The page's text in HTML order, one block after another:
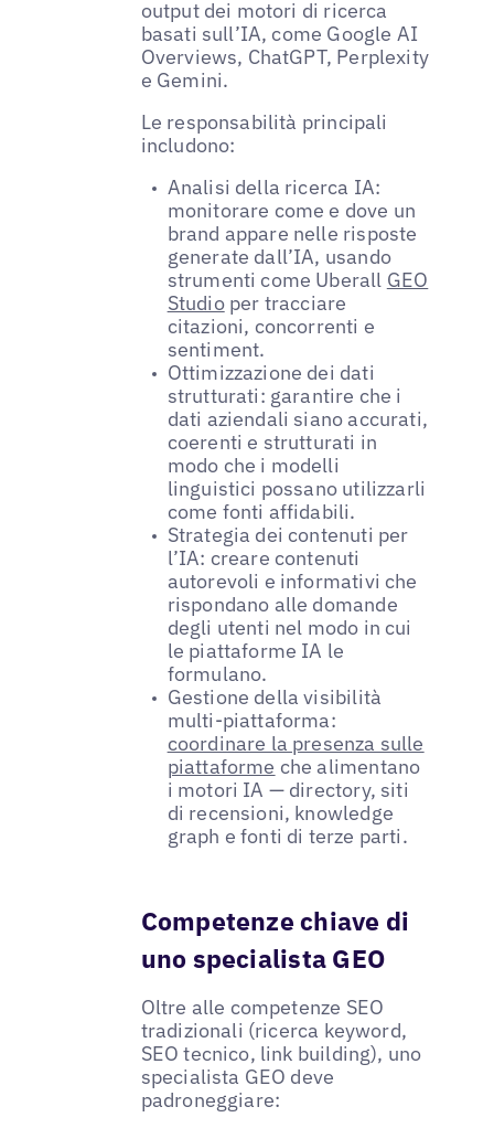
output dei motori di ricerca
basati sull’IA, come Google AI
Overviews, ChatGPT, Perplexity
e Gemini.
Le responsabilità principali
includono:
Analisi della ricerca IA:
monitorare come e dove un
brand appare nelle risposte
generate dall’IA, usando
strumenti come Uberall GEO
Studioper tracciare
citazioni, concorrenti e
sentiment.
Ottimizzazione dei dati
strutturati: garantire che i
dati aziendali siano accurati,
coerenti e strutturati in
modo che i modelli
linguistici possano utilizzarli
come fonti affidabili.
Strategia dei contenuti per
l’IA: creare contenuti
autorevoli e informativi che
rispondano alle domande
degli utenti nel modo in cui
le piattaforme IA le
formulano.
Gestione della visibilità
multi-piattaforma:
coordinare la presenza sulle
piattaforme che alimentano
i motori IA — directory, siti
di recensioni, knowledge
graph e fonti di terze parti.
Competenze chiave di
uno specialista GEO
Oltre alle competenze SEO
tradizionali (ricerca keyword,
SEO tecnico, link building), uno
specialista GEO deve
padroneggiare: